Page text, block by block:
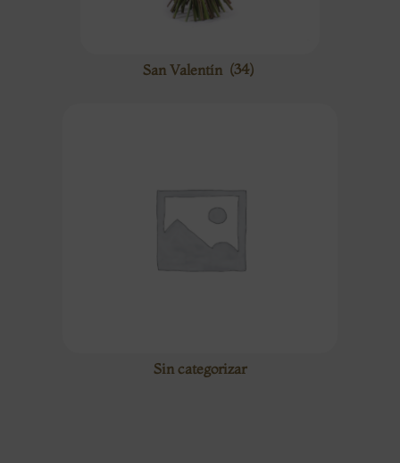
San Valentín (34)
Sin categorizar